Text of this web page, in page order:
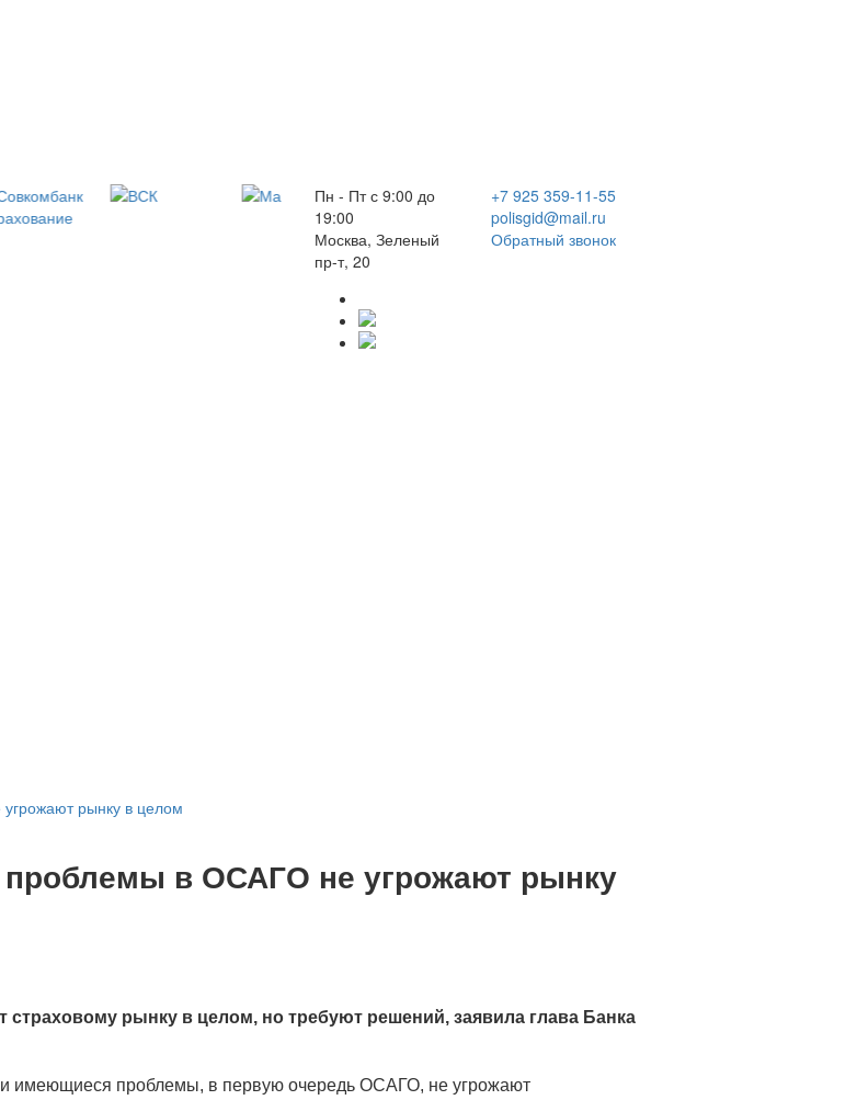
Пн - Пт с 9:00 до
19:00
Москва, Зеленый
пр-т, 20
+7 925 359-11-55
polisgid@mail.ru
Обратный звонок
рынку в целом
проблемы в ОСАГО не угрожают рынку
рынку в целом, но требуют решений, заявила глава Банка
и имеющиеся проблемы, в первую очередь ОСАГО, не угрожают